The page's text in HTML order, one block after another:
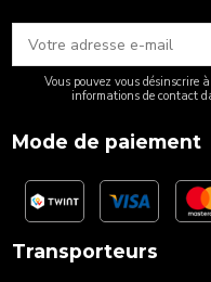
Vous pouvez vous désinscrire
informations de contact
Mode de paiement
Transporteurs